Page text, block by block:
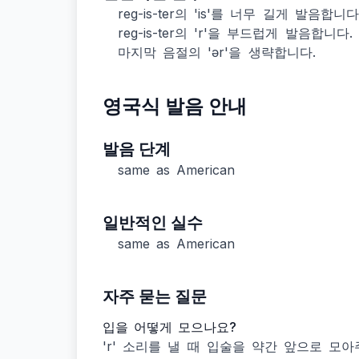
reg-is-ter의 'is'를 너무 길게 발음합니
reg-is-ter의 'r'을 부드럽게 발음합니다.
마지막 음절의 'ər'을 생략합니다.
영국식 발음 안내
발음 단계
same as American
일반적인 실수
same as American
자주 묻는 질문
입을 어떻게 모으나요?
'r' 소리를 낼 때 입술을 약간 앞으로 모아